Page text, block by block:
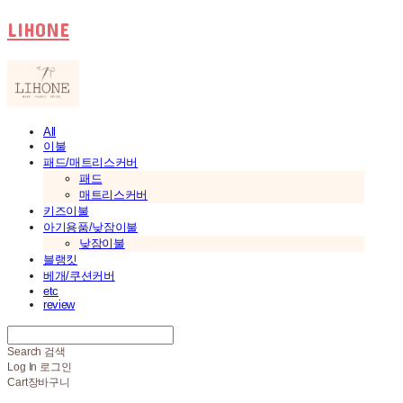
LIHONE
All
이불
패드/매트리스커버
패드
매트리스커버
키즈이불
아기용품/낮잠이불
낮잠이불
블랭킷
베개/쿠션커버
etc
review
Search 검색
Log In 로그인
Cart장바구니